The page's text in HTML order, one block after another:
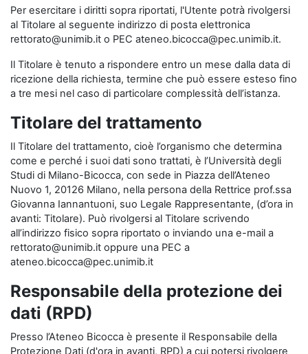
Per esercitare i diritti sopra riportati, l'Utente potrà rivolgersi
al Titolare al seguente indirizzo di posta elettronica
rettorato@unimib.it o PEC ateneo.bicocca@pec.unimib.it.
Il Titolare è tenuto a rispondere entro un mese dalla data di
ricezione della richiesta, termine che può essere esteso fino
a tre mesi nel caso di particolare complessità dell’istanza.
Titolare del trattamento
Il Titolare del trattamento, cioè l’organismo che determina
come e perché i suoi dati sono trattati, è l’Università degli
Studi di Milano-Bicocca, con sede in Piazza dell’Ateneo
Nuovo 1, 20126 Milano, nella persona della Rettrice prof.ssa
Giovanna Iannantuoni, suo Legale Rappresentante, (d’ora in
avanti: Titolare). Può rivolgersi al Titolare scrivendo
all’indirizzo fisico sopra riportato o inviando una e-mail a
rettorato@unimib.it oppure una PEC a
ateneo.bicocca@pec.unimib.it
Responsabile della protezione dei
dati (RPD)
Presso l’Ateneo Bicocca è presente il Responsabile della
Protezione Dati (d'ora in avanti, RPD) a cui potersi rivolgere